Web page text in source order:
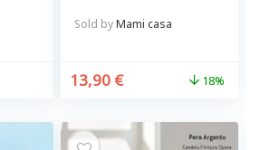
Sold byMami casa
13,90 € 18%